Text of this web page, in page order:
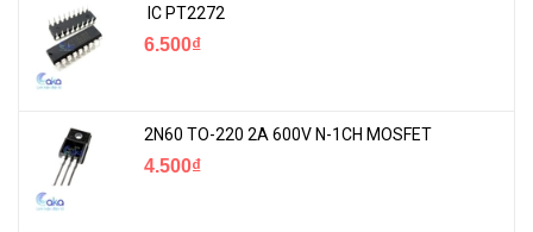
IC PT2272
6.500₫
2N60 TO-220 2A 600V N-1CH MOSFET
4.500₫